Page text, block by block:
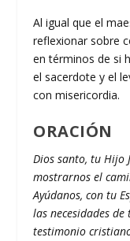
Al igual que el
reflexionar sobre
en términos de si
el sacerdote y el
con misericordia.
ORACIÓN
Dios santo, tu Hijo
mostrarnos el
Ayúdanos, con tu
las necesidades
testimonio